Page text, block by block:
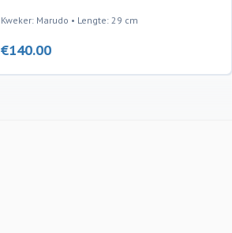
Kweker: Marudo • Lengte: 29 cm
€140.00